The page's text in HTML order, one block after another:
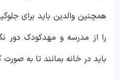
همچنین والدین باید برای
را از مدرسه و مهدکودک دور نگه
باید در خانه بمانند تا به